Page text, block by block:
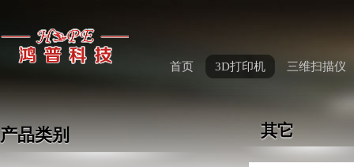
首页 3D打印机 三维扫描仪
产品类别 其它